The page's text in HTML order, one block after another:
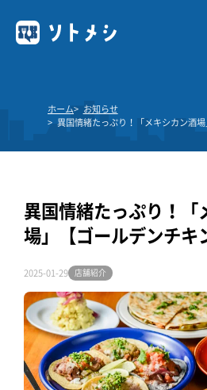
サービス概要
料金プラン
ダウンロー
ホーム
お知らせ
異国情緒たっぷり！「メキシカン酒場
異国情緒たっぷり！「
場」【ゴールデンチキ
2025-01-29 店舗紹介